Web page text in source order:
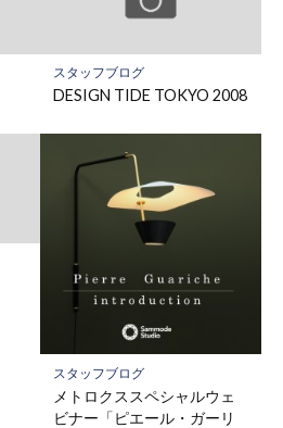
スタッフブログ
DESIGN TIDE TOKYO 2008
スタッフブログ
メトロクススペシャルウェ
ビナー「ピエール・ガーリ